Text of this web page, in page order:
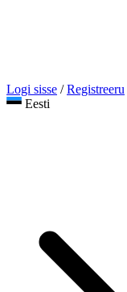
Logi sisse / Registreeru
Eesti